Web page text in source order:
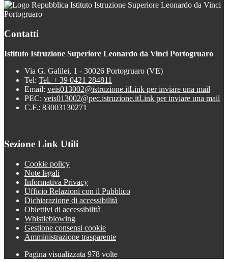
Istituto Istruzione Superiore Leonardo da Vinci
Portogruaro
Contatti
Istituto Istruzione Superiore Leonardo da Vinci Portogruaro
Via G. Galilei, 1 - 30026 Portogruaro (VE)
Tel: Tel. + 39 0421 284811
Email: veis013002@istruzione.itLink per inviare una mail
PEC: veis013002@pec.istruzione.itLink per inviare una mail
C.F.: 83003130271
Sezione Link Utili
Cookie policy
Note legali
Informativa Privacy
Ufficio Relazioni con il Pubblico
Dichiarazione di accessibilità
Obiettivi di accessibilità
Whistleblowing
Gestione consensi cookie
Amministrazione trasparente
Pagina visualizzata 978 volte